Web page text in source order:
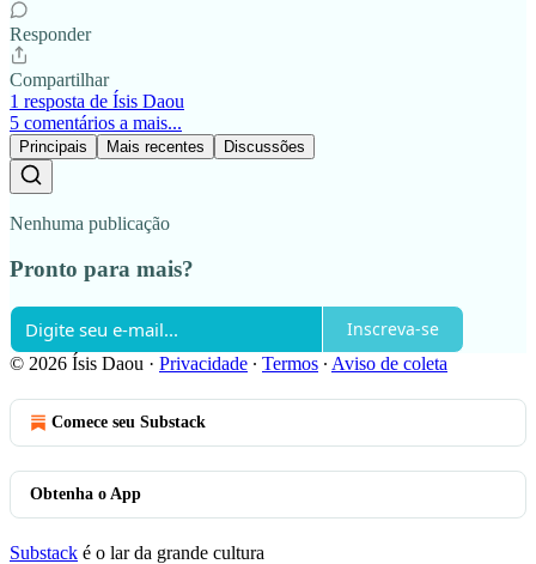
Responder
Compartilhar
1 resposta de Ísis Daou
5 comentários a mais...
Principais Mais recentes Discussões
Nenhuma publicação
Pronto para mais?
Inscreva-se
© 2026 Ísis Daou · Privacidade ∙ Termos ∙ Aviso de coleta
Comece seu Substack
Obtenha o App
Substack é o lar da grande cultura